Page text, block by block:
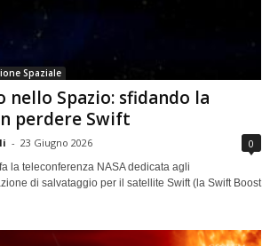
Spaziale
nello Spazio: sfidando la
perdere Swift
- 23 Giugno 2026 0
la teleconferenza NASA dedicata agli
di salvataggio per il satellite Swift (la Swift Boost